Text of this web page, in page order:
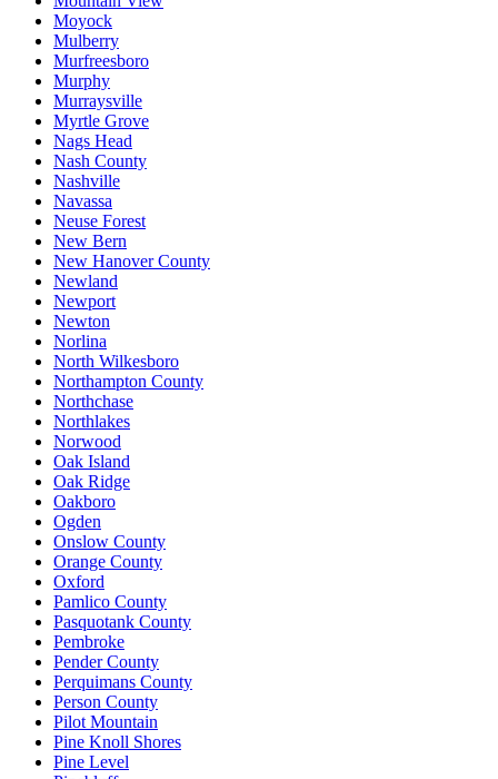
Moyock
Mulberry
Murfreesboro
Murphy
Murraysville
Myrtle Grove
Nags Head
Nash County
Nashville
Navassa
Neuse Forest
New Bern
New Hanover County
Newland
Newport
Newton
Norlina
North Wilkesboro
Northampton County
Northchase
Northlakes
Norwood
Oak Island
Oak Ridge
Oakboro
Ogden
Onslow County
Orange County
Oxford
Pamlico County
Pasquotank County
Pembroke
Pender County
Perquimans County
Person County
Pilot Mountain
Pine Knoll Shores
Pine Level